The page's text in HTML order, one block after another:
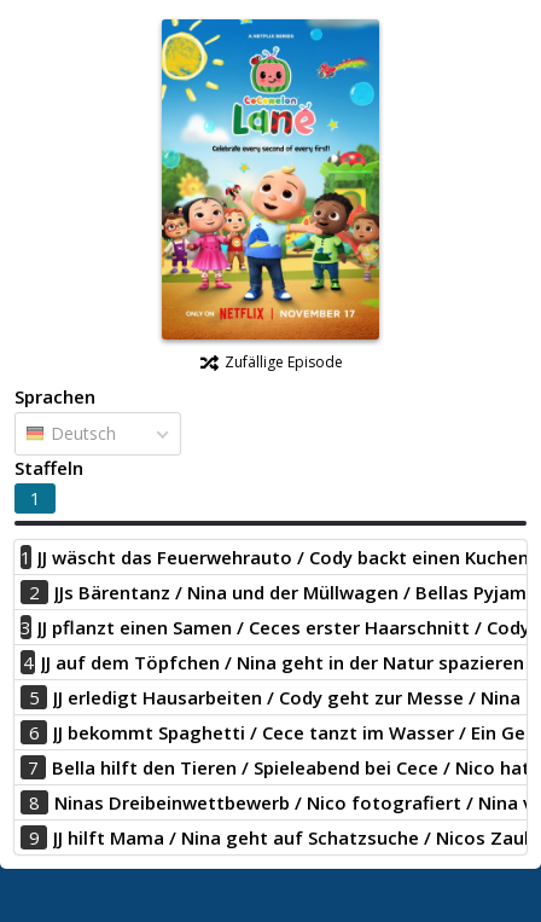
Zufällige Episode
Sprachen
Deutsch
Staffeln
1
1
2
JJs Bärentanz / Nina und der Müllwagen / Bellas
3
4 JJ auf dem Töpfchen / Nina geht in der Natur spazieren
5
JJ erledigt Hausarbeiten / Cody geht zur Messe / Nina
6
JJ bekommt Spaghetti / Cece tanzt im Wasser / Ein
7
Bella hilft den Tieren / Spieleabend bei Cece / Nico hat
8
Ninas Dreibeinwettbewerb / Nico fotografiert / Nina
9
JJ hilft Mama / Nina geht auf Schatzsuche / Nicos